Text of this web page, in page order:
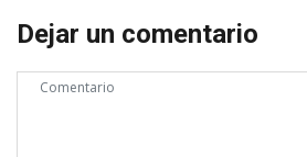
Dejar un comentario